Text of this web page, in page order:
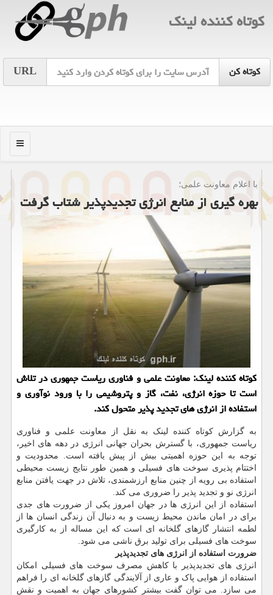
كوتاه كننده لینك
URL
منو
با اعلام معاونت علمی؛
بهره گیری از منابع انرژی تجدیدپذیر شتاب گرفت
کوتاه کننده لینک: معاونت علمی و فناوری ریاست جمهوری در تلاش
است تا حوزه انرژی، نفت، گاز و پتروشیمی را با ورود نوآوری و
استفاده از انرژی های تجدید پذیر متحول کند.
به گزارش کوتاه کننده لینک به نقل از معاونت علمی و فناوری
ریاست جمهوری، با گسترش بحران جهانی انرژی در دهه های اخیر،
توجه به این حوزه اهمیتی بیش از پیش یافته است. محدودیت و
اختتام پذیری سوخت های فسیلی و همین طور نتایج زیست محیطی
استفاده بی رویه از چنین منابع ارزشمندی، تلاش در جهت یافتن منابع
انرژی نو و تجدید پذیر را ضروری می کند.
استفاده از این انرژی ها در جهان امروز یکی از ضرورت های جدی
برای در امان ماندن محیط زیست و به دنبال آن زندگی انسان ها از
لطمه انتشار گازهای گلخانه ای است که این مساله از به کارگیری
سوخت های فسیلی برای تولید برق ناشی می شود.
ضرورت استفاده از انرژی های تجدیدپذیر
انرژی های تجدیدپذیر با کاهش مصرف سوخت های فسیلی امکان
استفاده از هوایی پاک و عاری از آلایندگی گازهای گلخانه ای را فراهم
می سازد. می توان گفت بیشتر کشورهای جهان به اهمیت و نقش